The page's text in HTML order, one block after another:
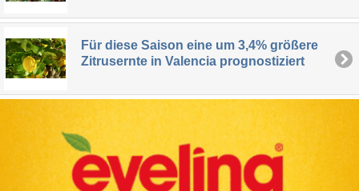
Für diese Saison eine um 3,4% größere
Zitrusernte in Valencia prognostiziert